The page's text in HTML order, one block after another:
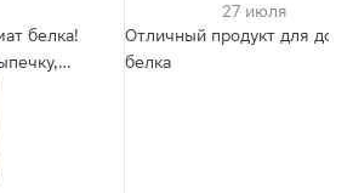
белка!
делаю
беру с
27 июля
Отличный продукт для
белка